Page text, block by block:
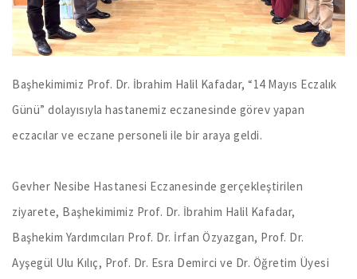
Başhekimimiz Prof. Dr. İbrahim Halil Kafadar, “14 Mayıs Eczalık
Günü” dolayısıyla hastanemiz eczanesinde görev yapan
eczacılar ve eczane personeli ile bir araya geldi.
Gevher Nesibe Hastanesi Eczanesinde gerçekleştirilen
ziyarete, Başhekimimiz Prof. Dr. İbrahim Halil Kafadar,
Başhekim Yardımcıları Prof. Dr. İrfan Özyazgan, Prof. Dr.
Ayşegül Ulu Kılıç, Prof. Dr. Esra Demirci ve Dr. Öğretim Üyesi